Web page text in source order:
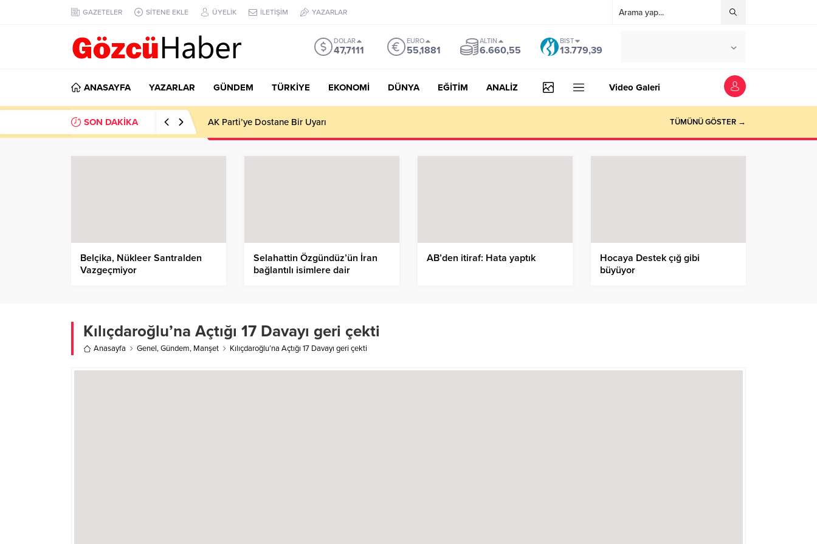
GAZETELER SİTENE EKLE ÜYELİK İLETİŞİM YAZARLAR
DOLAR
47,7111
EURO
55,1881
ALTIN
6.660,55
BIST
13.779,39
ANASAYFA YAZARLAR GÜNDEM TÜRKİYE EKONOMİ DÜNYA EĞİTİM ANALİZ Video Galeri
SON DAKİKA AK Parti’ye Dostane Bir Uyarı TÜMÜNÜ GÖSTER →
Belçika, Nükleer Santralden
Vazgeçmiyor
Selahattin Özgündüz’ün İran
bağlantılı isimlere dair
AB’den itiraf: Hata yaptık
Hocaya Destek çığ gibi
büyüyor
Kılıçdaroğlu’na Açtığı 17 Davayı geri çekti
Anasayfa Genel,Gündem, Manşet Kılıçdaroğlu’na Açtığı 17 Davayı geri çekti